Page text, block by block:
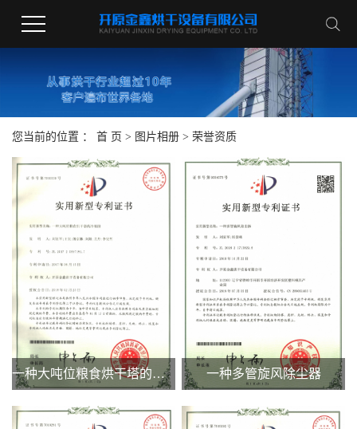
您当前的位置 ： 首 页 > 图片相册 > 荣誉资质
一种大吨位粮食烘干塔的冷却段 一种多管旋风除尘器